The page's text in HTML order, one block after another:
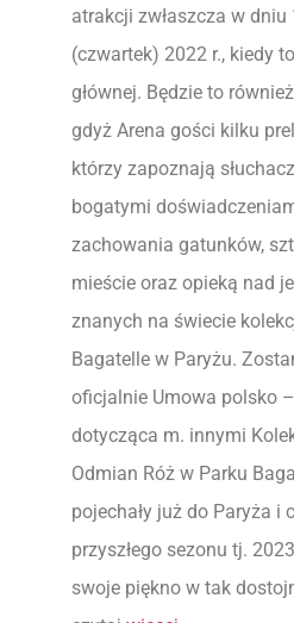
atrakcji zwłaszcza w
(czwartek) 2022 r., kiedy
głównej. Będzie to
gdyż Arena gości kilku
którzy zapoznają
bogatymi
zachowania gatunków,
mieście oraz opieką nad
znanych na świecie
Bagatelle w Paryżu.
oficjalnie Umowa polsko
dotycząca m. innymi
Odmian Róż w Parku
pojechały już do Paryża i
przyszłego sezonu tj.
swoje piękno w tak